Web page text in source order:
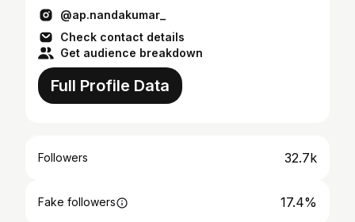
@ap.nandakumar_
Check contact details
Get audience breakdown
Full Profile Data
Followers 32.7k
Fake followers 17.4%